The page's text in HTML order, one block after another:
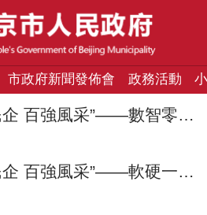
市政府新聞發佈會 政務活動
“首善民企 百強風采”——數智零售，民生為本：物美的高品質發展之路
“首善民企 百強風采”——軟硬一體，智算未來：軟通動力的全棧智慧之路